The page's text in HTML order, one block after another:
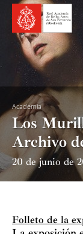
contenido
Academia
Los
Archivo
20 de junio de
Folleto de la